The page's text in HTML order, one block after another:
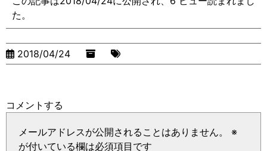
た。
2018/04/24
コメントする
メールアドレスが公開されることはありません。
※
が付いている欄は必須項目です